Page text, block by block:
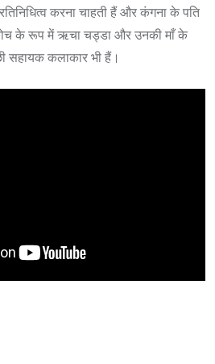
करना चाहती हैं और कंगना के पति
के रूप में ऋचा चड्डा और उनकी माँ के
सहायक कलाकार भी हैं।